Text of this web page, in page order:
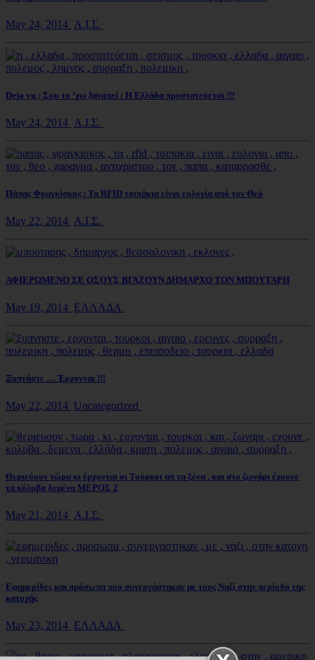
May 24, 2014 Α.Ι.Σ.
Deja vu ; Σου το ‘χω ξαναπεί : Η Ελλάδα προστατεύεται !!!
May 24, 2014 Α.Ι.Σ.
Πάπας Φραγκίσκος : Τα RFID τσιπάκια είναι ευλογία από τον Θεό
May 22, 2014 Α.Ι.Σ.
ΑΦΙΕΡΩΜΕΝΟ ΣΕ ΟΣΟΥΣ ΒΓΑΖΟΥΝ ΔΗΜΑΡΧΟ ΤΟΝ ΜΠΟΥΤΑΡΗ
May 19, 2014 ΕΛΛΑΔΑ
Ξυπνήστε … Έρχονται !!!
May 22, 2014 Uncategorized
Θεριεύουν τώρα κι έρχονται οι Τούρκοι απ τα ξένα , και στο ζωνάρι έχουνε
τα κόλυβα δεμένα ΜΕΡΟΣ 2
May 21, 2014 Α.Ι.Σ.
Εφημερίδες και πρόσωπα που συνεργάστηκαν με τους Ναζί στην περίοδο της
κατοχής
May 23, 2014 ΕΛΛΑΔΑ